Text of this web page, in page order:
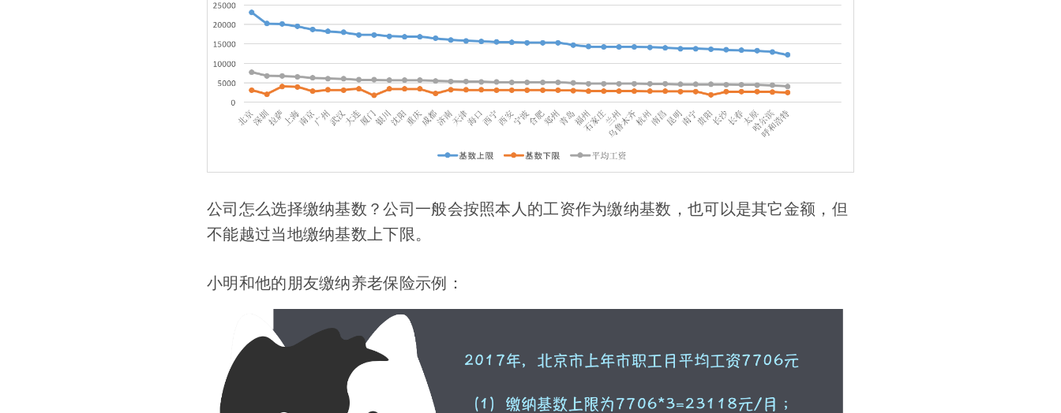
公司怎么选择缴纳基数？公司一般会按照本人的工资作为缴纳基数，也可以是其它金额，但
不能越过当地缴纳基数上下限。
小明和他的朋友缴纳养老保险示例：